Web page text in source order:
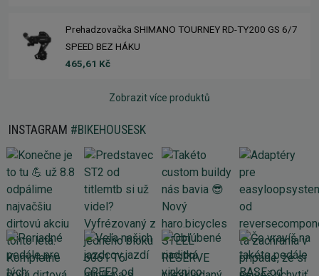
Prehadzovačka SHIMANO TOURNEY RD-TY200 GS 6/7
SPEED BEZ HÁKU
465,61 Kč
Zobrazit více produktů
INSTAGRAM #BIKEHOUSESK